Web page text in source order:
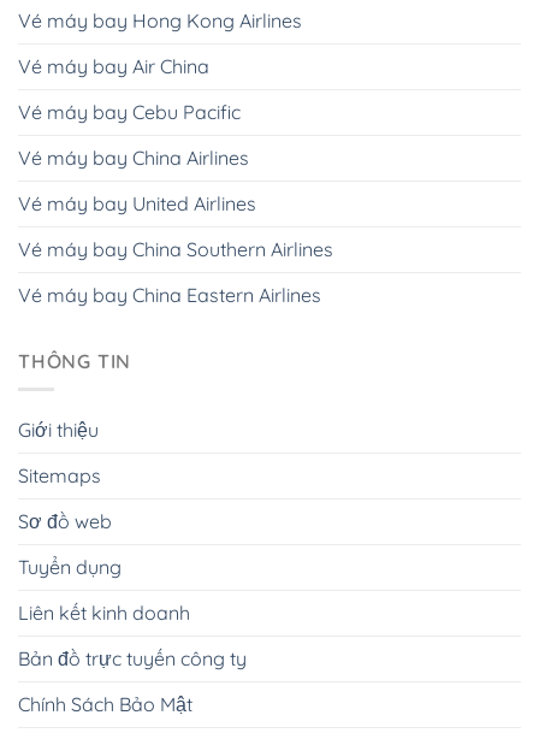
Vé máy bay Hong Kong Airlines
Vé máy bay Air China
Vé máy bay Cebu Pacific
Vé máy bay China Airlines
Vé máy bay United Airlines
Vé máy bay China Southern Airlines
Vé máy bay China Eastern Airlines
THÔNG TIN
Giới thiệu
Sitemaps
Sơ đồ web
Tuyển dụng
Liên kết kinh doanh
Bản đồ trực tuyến công ty
Chính Sách Bảo Mật